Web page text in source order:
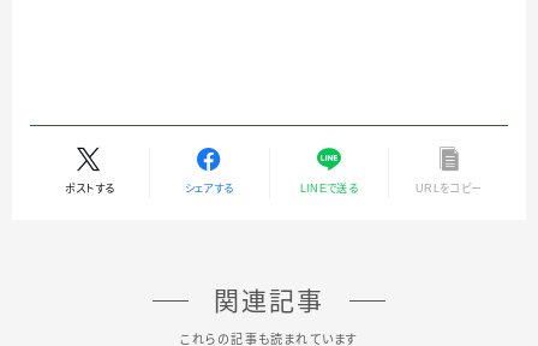
ポストする シェアする LINEで送る URLをコピー
関連記事
これらの記事も読まれています